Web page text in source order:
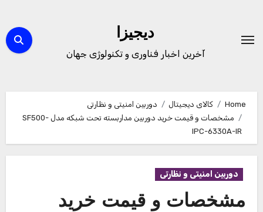
content
دیجیزا
آخرین اخبار فناوری و تکنولوژی جهان
Home کالای دیجیتال
دوربین امنیتی و نظارتی
مشخصات و قیمت خرید دوربین مداربسته تحت شبکه مدل SF500-
IPC-6330A-IR
دوربین امنیتی و نظارتی
مشخصات و قیمت خرید